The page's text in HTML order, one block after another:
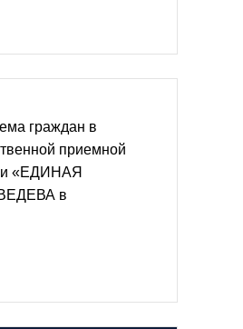
граждан в
приемной
«ЕДИНАЯ
в